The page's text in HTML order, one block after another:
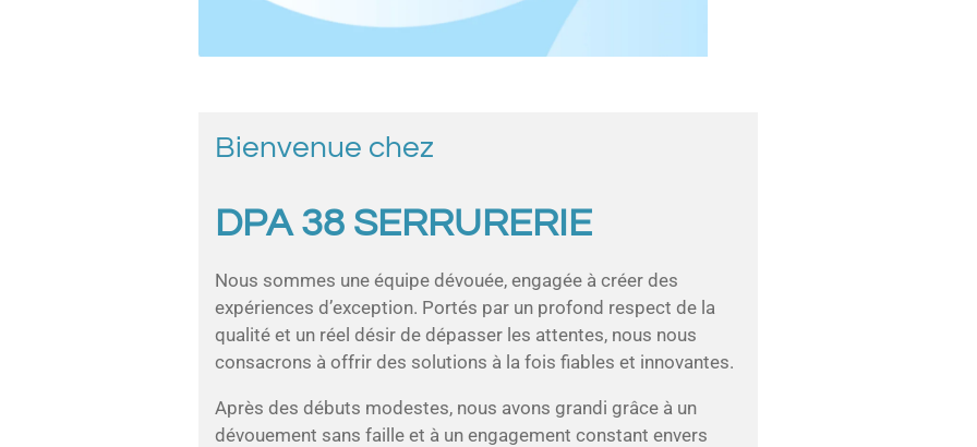
Bienvenue chez
DPA 38 SERRURERIE
Nous sommes une équipe dévouée, engagée à créer des
expériences d’exception. Portés par un profond respect de la
qualité et un réel désir de dépasser les attentes, nous nous
consacrons à offrir des solutions à la fois fiables et innovantes.
Après des débuts modestes, nous avons grandi grâce à un
dévouement sans faille et à un engagement constant envers